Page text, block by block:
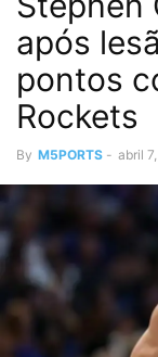
após
pontos
Rockets
By M5PORTS - abril